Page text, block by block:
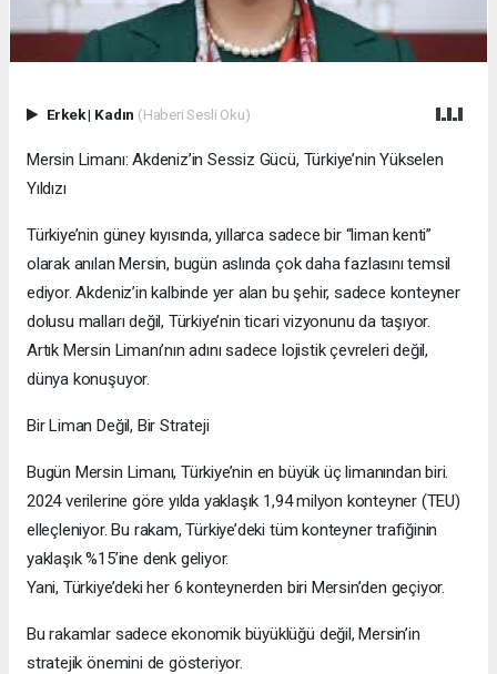
Erkek| Kadın (Haberi Sesli Oku)
Mersin Limanı: Akdeniz’in Sessiz Gücü, Türkiye’nin Yükselen
Yıldızı
Türkiye’nin güney kıyısında, yıllarca sadece bir “liman kenti”
olarak anılan Mersin, bugün aslında çok daha fazlasını temsil
ediyor. Akdeniz’in kalbinde yer alan bu şehir, sadece konteyner
dolusu malları değil, Türkiye’nin ticari vizyonunu da taşıyor.
Artık Mersin Limanı’nın adını sadece lojistik çevreleri değil,
dünya konuşuyor.
Bir Liman Değil, Bir Strateji
Bugün Mersin Limanı, Türkiye’nin en büyük üç limanından biri.
2024 verilerine göre yılda yaklaşık 1,94 milyon konteyner (TEU)
elleçleniyor. Bu rakam, Türkiye’deki tüm konteyner trafiğinin
yaklaşık %15’ine denk geliyor.
Yani, Türkiye’deki her 6 konteynerden biri Mersin’den geçiyor.
Bu rakamlar sadece ekonomik büyüklüğü değil, Mersin’in
stratejik önemini de gösteriyor.